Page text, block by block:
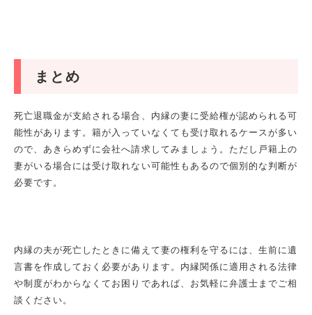
まとめ
死亡退職金が支給される場合、内縁の妻に受給権が認められる可
能性があります。籍が入っていなくても受け取れるケースが多い
ので、あきらめずに会社へ請求してみましょう。ただし戸籍上の
妻がいる場合には受け取れない可能性もあるので個別的な判断が
必要です。
内縁の夫が死亡したときに備えて妻の権利を守るには、生前に遺
言書を作成しておく必要があります。内縁関係に適用される法律
や制度がわからなくてお困りであれば、お気軽に弁護士までご相
談ください。